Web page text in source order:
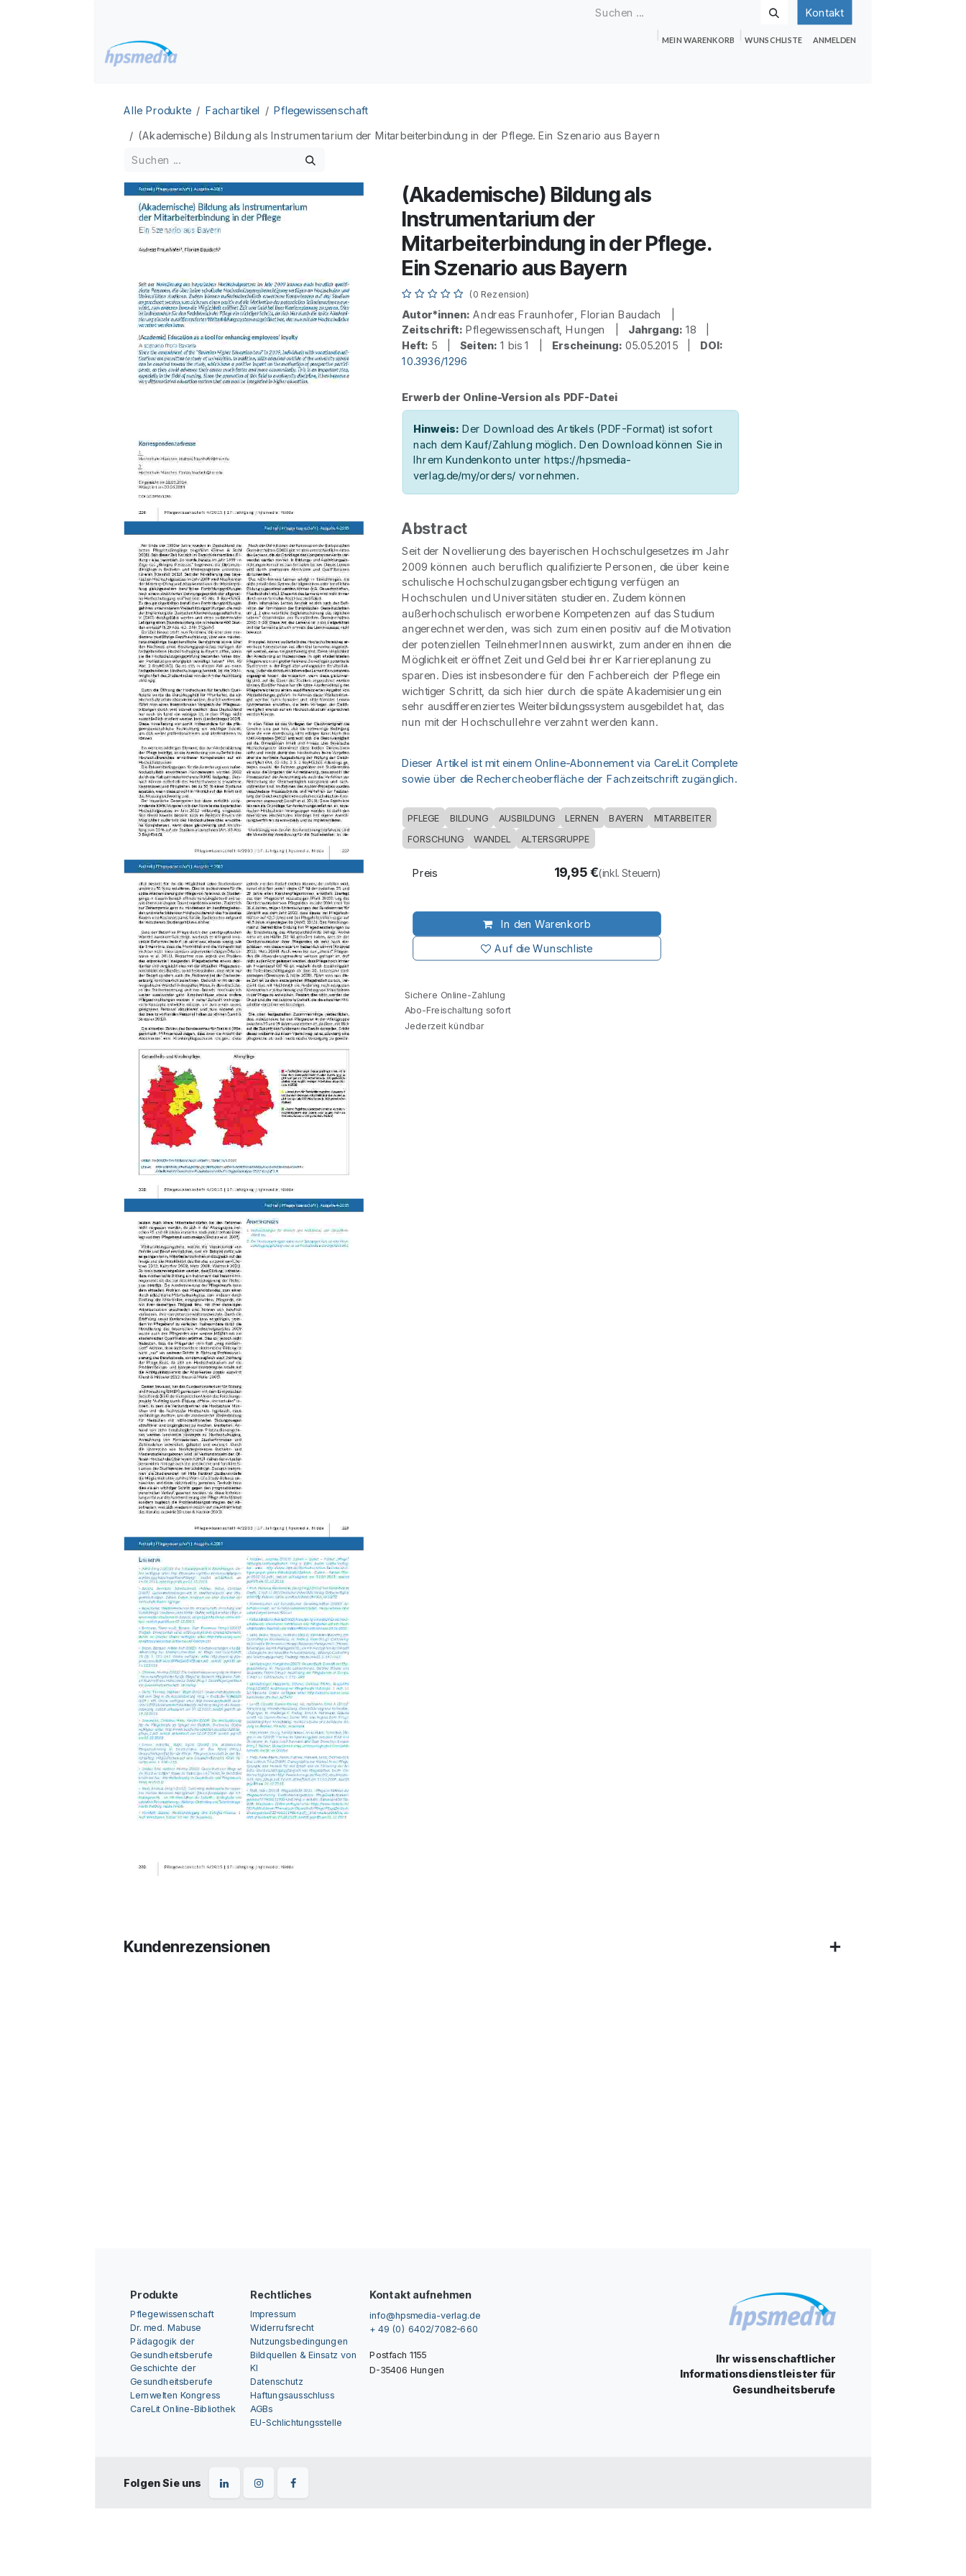
Kontakt
MEIN WARENKORB WUNSCHLISTE ANMELDEN
Alle Produkte Fachartikel
Pflegewissenschaft
(Akademische) Bildung als Instrumentarium der Mitarbeiterbindung in der Pflege. Ein Szenario aus Bayern
(Akademische) Bildung als
Instrumentarium der
Mitarbeiterbindung in der Pflege.
Ein Szenario aus Bayern
(0 Rezension)
Autor*innen: Andreas Fraunhofer, Florian Baudach |
Zeitschrift: Pflegewissenschaft, Hungen | Jahrgang: 18 |
Heft: 5 | Seiten: 1 bis 1 | Erscheinung: 05.05.2015 | DOI:
10.3936/1296
Erwerb der Online-Version als PDF-Datei
Hinweis: Der Download des Artikels (PDF-Format) ist sofort
nach dem Kauf/Zahlung möglich. Den Download können Sie in
Ihrem Kundenkonto unter https://hpsmedia-
verlag.de/my/orders/ vornehmen.
Abstract
Seit der Novellierung des bayerischen Hochschulgesetzes im Jahr
2009 können auch beruflich qualifizierte Personen, die über keine
schulische Hochschulzugangsberechtigung verfügen an
Hochschulen und Universitäten studieren. Zudem können
außerhochschulisch erworbene Kompetenzen auf das Studium
angerechnet werden, was sich zum einen positiv auf die Motivation
der potenziellen TeilnehmerInnen auswirkt, zum anderen ihnen die
Möglichkeit eröffnet Zeit und Geld bei ihrer Karriereplanung zu
sparen. Dies ist insbesondere für den Fachbereich der Pflege ein
wichtiger Schritt, da sich hier durch die späte Akademisierung ein
sehr ausdifferenziertes Weiterbildungssystem ausgebildet hat, das
nun mit der Hochschullehre verzahnt werden kann.
Dieser Artikel ist mit einem Online-Abonnement via CareLit Complete
sowie über die Rechercheoberfläche der Fachzeitschrift zugänglich.
PFLEGE BILDUNG AUSBILDUNG LERNEN BAYERN MITARBEITER
FORSCHUNG WANDEL ALTERSGRUPPE
In den Warenkorb
Auf die Wunschliste
Preis 19,95€(inkl. Steuern)
Sichere Online-Zahlung
Abo-Freischaltung sofort
Jederzeit kündbar
Kundenrezensionen
Produkte
Pflegewissenschaft
Dr. med. Mabuse
Pädagogik der
Gesundheitsberufe
Geschichte der
Gesundheitsberufe
Lernwelten Kongress
CareLit Online-Bibliothek
Rechtliches
Impressum
Widerrufsrecht
Nutzungsbedingungen
Bildquellen & Einsatz von
KI
Datenschutz
Haftungsausschluss
AGBs
EU-Schlichtungsstelle
Kontakt aufnehmen
info@hpsmedia-verlag.de
+ 49 (0) 6402/7082-660
Postfach 1155
D-35406 Hungen
Ihr wissenschaftlicher
Informationsdienstleister für
Gesundheitsberufe
Folgen Sie uns